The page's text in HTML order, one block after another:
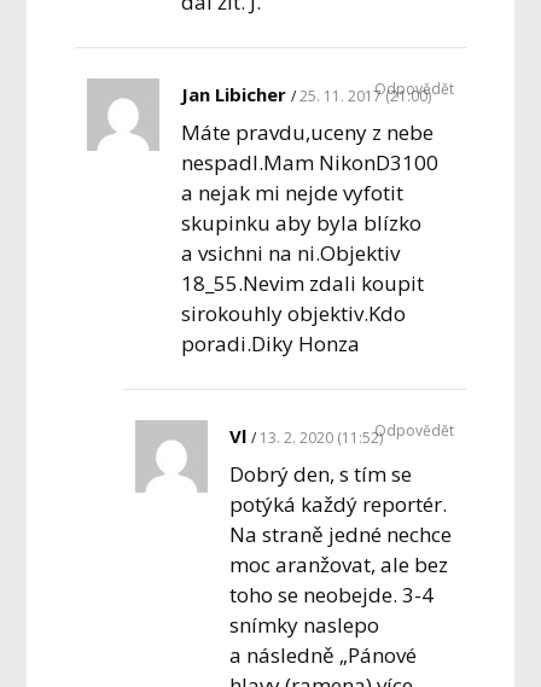
Jan Libicher 25. 11. 2017 (21:00)
Máte pravdu,uceny z nebe
nespadl.Mam NikonD3100
a nejak mi nejde vyfotit
skupinku aby byla blízko
a vsichni na ni.Objektiv
18_55.Nevim zdali koupit
sirokouhly objektiv.Kdo
poradi.Diky Honza
Odpovědět
Vl 13. 2. 2020 (11:52)
Dobrý den, s tím se
potýká každý reportér.
Na straně jedné nechce
moc aranžovat, ale bez
toho se neobejde. 3-4
snímky naslepo
a následně „Pánové
Odpovědět